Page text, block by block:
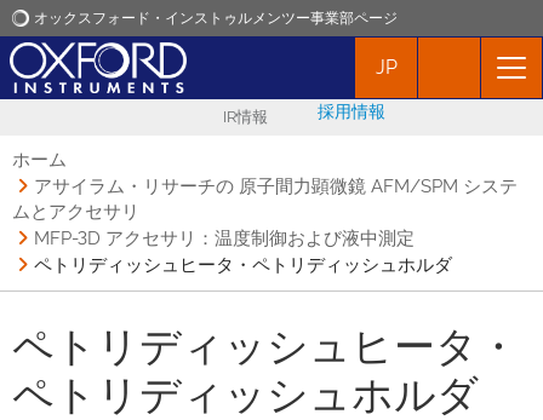
オックスフォード・インストゥルメンツー事業部ページ
オックスフォード・インストゥルメンツ
イベント
JP
IR情報 採用情報
ホーム
アサイラム・リサーチの 原子間力顕微鏡 AFM/SPM システ
ムとアクセサリ
MFP-3D アクセサリ：温度制御および液中測定
ペトリディッシュヒータ・ペトリディッシュホルダ
ペトリディッシュヒータ・
ペトリディッシュホルダ